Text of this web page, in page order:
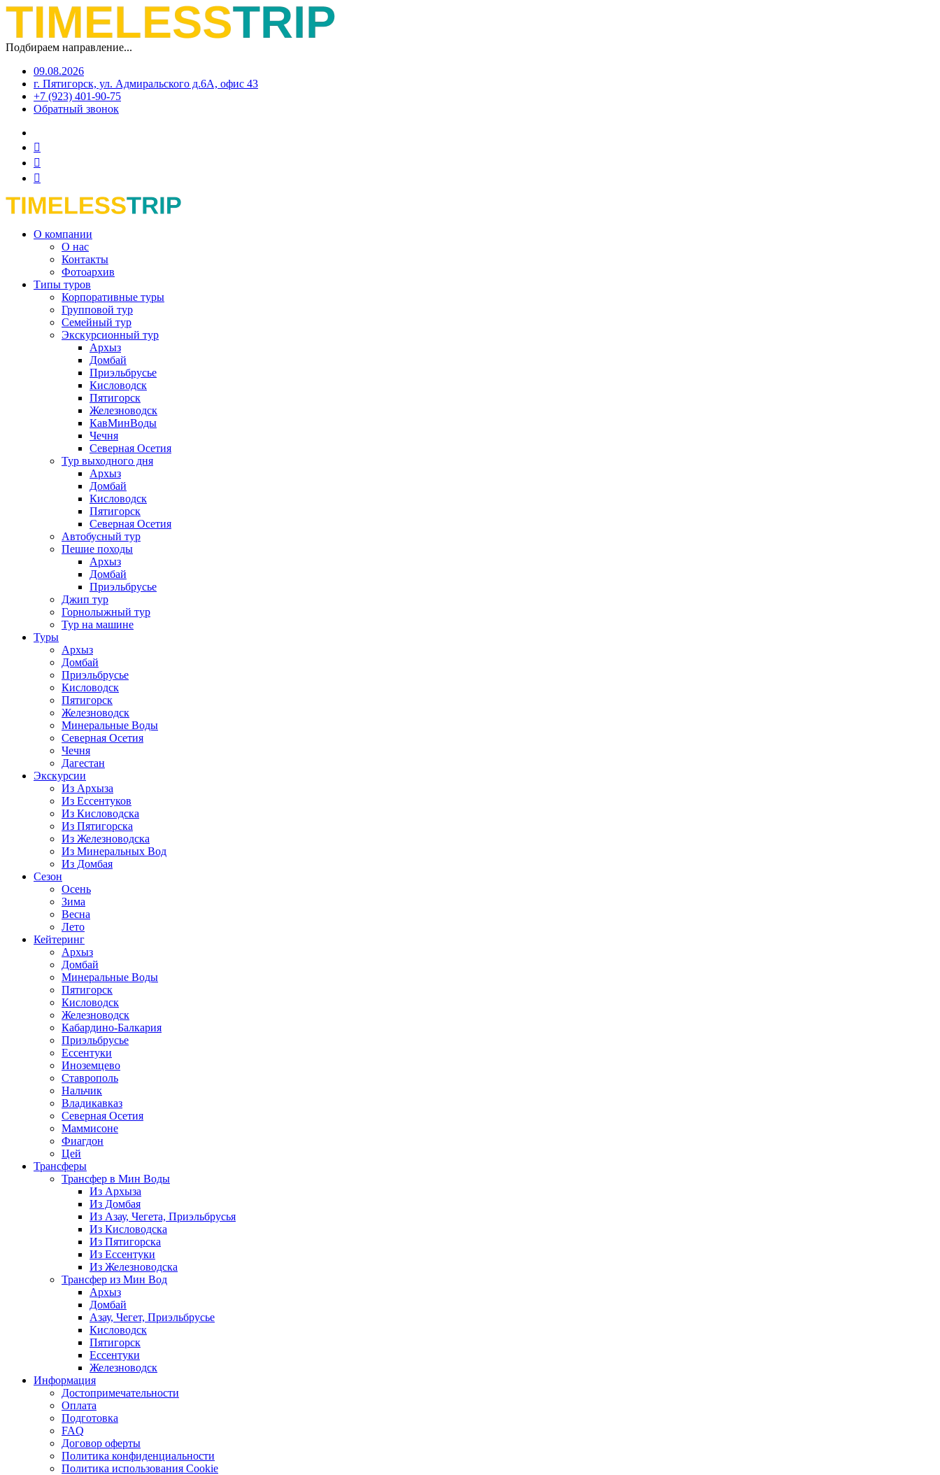
Подбираем направление...
09.08.2026
г. Пятигорск, ул. Адмиральского д.6А, офис 43
+7 (923) 401-90-75
Обратный звонок
О компании
О нас
Контакты
Фотоархив
Типы туров
Корпоративные туры
Групповой тур
Семейный тур
Экскурсионный тур
Архыз
Домбай
Приэльбрусье
Кисловодск
Пятигорск
Железноводск
КавМинВоды
Чечня
Северная Осетия
Тур выходного дня
Архыз
Домбай
Кисловодск
Пятигорск
Северная Осетия
Автобусный тур
Пешие походы
Архыз
Домбай
Приэльбрусье
Джип тур
Горнолыжный тур
Тур на машине
Туры
Архыз
Домбай
Приэльбрусье
Кисловодск
Пятигорск
Железноводск
Минеральные Воды
Северная Осетия
Чечня
Дагестан
Экскурсии
Из Архыза
Из Ессентуков
Из Кисловодска
Из Пятигорска
Из Железноводска
Из Минеральных Вод
Из Домбая
Сезон
Осень
Зима
Весна
Лето
Кейтеринг
Архыз
Домбай
Минеральные Воды
Пятигорск
Кисловодск
Железноводск
Кабардино-Балкария
Приэльбрусье
Ессентуки
Иноземцево
Ставрополь
Нальчик
Владикавказ
Северная Осетия
Маммисоне
Фиагдон
Цей
Трансферы
Трансфер в Мин Воды
Из Архыза
Из Домбая
Из Азау, Чегета, Приэльбрусья
Из Кисловодска
Из Пятигорска
Из Ессентуки
Из Железноводска
Трансфер из Мин Вод
Архыз
Домбай
Азау, Чегет, Приэльбрусье
Кисловодск
Пятигорск
Ессентуки
Железноводск
Информация
Достопримечательности
Оплата
Подготовка
FAQ
Договор оферты
Политика конфиденциальности
Политика использования Cookie